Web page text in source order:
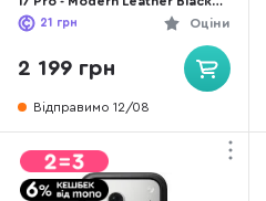
(NM014339858)
Оціни
21 грн
2 199 грн
Відправимо 12/08